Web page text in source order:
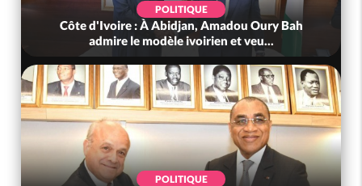
POLITIQUE
Côte d'Ivoire : À Abidjan, Amadou Oury Bah
admire le modèle ivoirien et veu...
POLITIQUE